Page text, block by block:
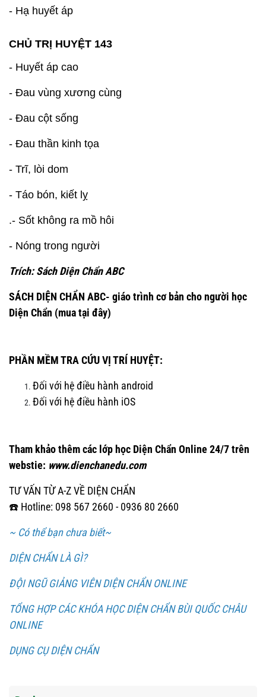
- Hạ huyết áp
CHỦ TRỊ HUYỆT 143
- Huyết áp cao
- Đau vùng xương cùng
- Đau cột sống
- Đau thần kinh tọa
- Trĩ, lòi dom
- Táo bón, kiết lỵ
.- Sốt không ra mồ hôi
- Nóng trong người
Trích: Sách Diện Chẩn ABC
SÁCH DIỆN CHẨN ABC- giáo trình cơ bản cho người học
Diện Chẩn (mua tại đây)
PHẦN MỀM TRA CỨU VỊ TRÍ HUYỆT:
Đối với hệ điều hành android
Đối với hệ điều hành iOS
Tham khảo thêm các lớp học Diện Chẩn Online 24/7 trên
webstie: www.dienchanedu.com
TƯ VẤN TỪ A-Z VỀ DIỆN CHẨN
☎️ Hotline: 098 567 2660 - 0936 80 2660
~ Có thể bạn chưa biết~
DIỆN CHẨN LÀ GÌ?
ĐỘI NGŨ GIẢNG VIÊN DIỆN CHẨN ONLINE
TỔNG HỢP CÁC KHÓA HỌC DIỆN CHẨN BÙI QUỐC CHÂU
ONLINE
DỤNG CỤ DIỆN CHẨN